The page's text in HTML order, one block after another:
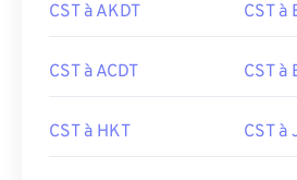
CST à AKDT CST à
CST à ACDT CST à
CST à HKT CST à